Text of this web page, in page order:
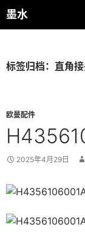
跳
至
墨水
搜
索
标签归档：直角
欧曼配件
2025年4月29日